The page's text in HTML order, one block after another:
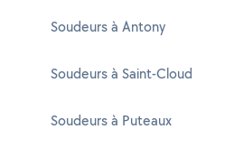
Soudeurs à Antony
Soudeurs à Saint-Cloud
Soudeurs à Puteaux